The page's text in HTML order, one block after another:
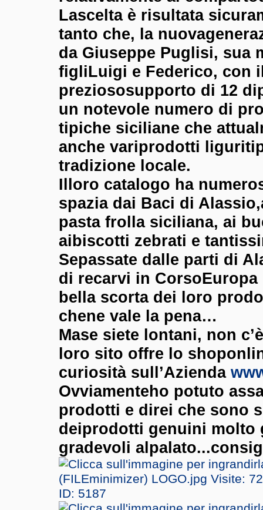
Lascelta è risultata
tanto che, la
da Giuseppe Puglisi, sua
figliLuigi e Federico, con
preziososupporto di 12
un notevole numero di
tipiche siciliane che
anche variprodotti
tradizione locale.
Illoro catalogo ha
spazia dai Baci di
pasta frolla siciliana, ai
aibiscotti zebrati e
Sepassate dalle parti di
di recarvi in CorsoEuropa
bella scorta dei loro
chene vale la pena…
Mase siete lontani, non
loro sito offre lo
curiosità sull’Azienda
Ovviamenteho potuto
prodotti e direi che sono
deiprodotti genuini molto
gradevoli